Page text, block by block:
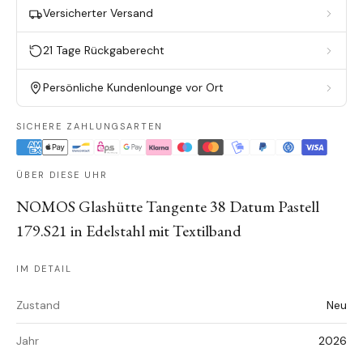
Versicherter Versand
21 Tage Rückgaberecht
Persönliche Kundenlounge vor Ort
SICHERE ZAHLUNGSARTEN
ÜBER DIESE UHR
NOMOS Glashütte Tangente 38 Datum Pastell
179.S21 in Edelstahl mit Textilband
IM DETAIL
Zustand Neu
Jahr 2026